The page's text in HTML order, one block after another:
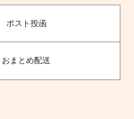
ポスト投函
おまとめ配送